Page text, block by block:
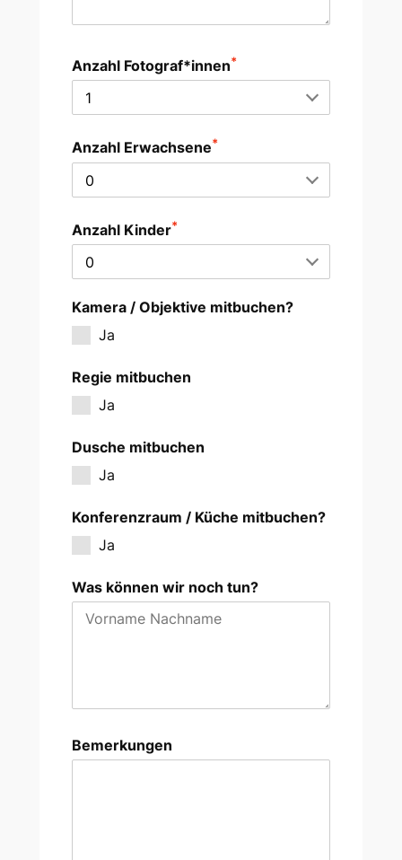
Anzahl Fotograf*innen*
Anzahl Erwachsene*
Anzahl Kinder*
Kamera / Objektive mitbuchen?
Ja
Regie mitbuchen
Ja
Dusche mitbuchen
Ja
Konferenzraum / Küche mitbuchen?
Ja
Was können wir noch tun?
Bemerkungen